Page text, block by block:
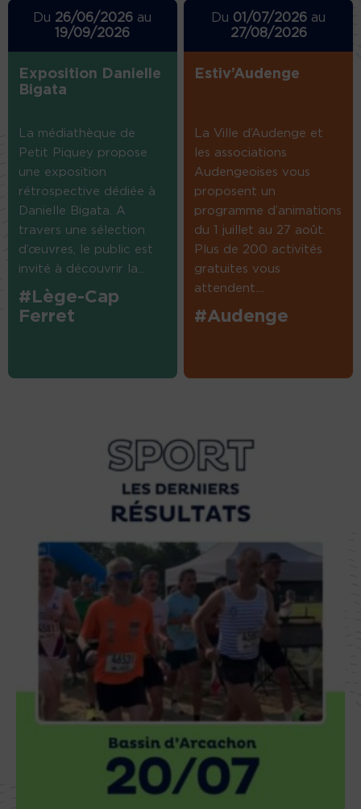
Du 26/06/2026 au
19/09/2026
Exposition Danielle
Bigata
La médiathèque de
Petit Piquey propose
une exposition
rétrospective dédiée à
Danielle Bigata. A
travers une sélection
d’œuvres, le public est
invité à découvrir la...
#Lège-Cap
Ferret
Du 01/07/2026 au
27/08/2026
Estiv’Audenge
La Ville d’Audenge et
les associations
Audengeoises vous
proposent un
programme d’animations
du 1 juillet au 27 août.
Plus de 200 activités
gratuites vous
attendent....
#Audenge